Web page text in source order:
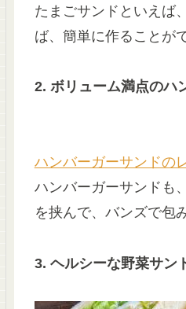
たまごサンドといえば
ば、簡単に作ることが
2. ボリューム満点のハ
ハンバーガーサンドの
ハンバーガーサンドも
を挟んで、バンズで包
3. ヘルシーな野菜サン